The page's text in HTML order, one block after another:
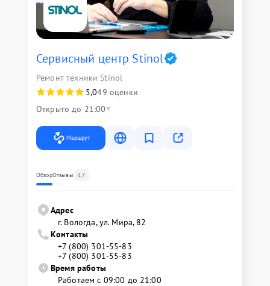
Сервисный центр Stinol
Ремонт техники Stinol
5,049 оценки
Открыто до 21:00
Маршрут
ОбзорОтзывы 47
Адрес
г. Вологда, ул. Мира, 82
Контакты
+7 (800) 301-55-83
+7 (800) 301-55-83
Время работы
Работаем с 09:00 до 21:00